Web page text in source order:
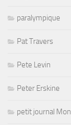
paralympique
Pat Travers
Pete Levin
Peter Erskine
petit journal